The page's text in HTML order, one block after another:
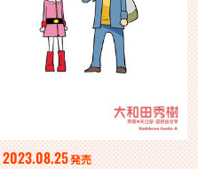
2023.08.25発売